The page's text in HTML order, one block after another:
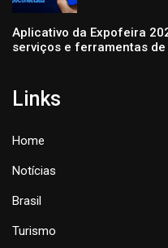
Aplicativo da Expofeira
serviços e ferramentas
Links
Home
Notícias
Brasil
Turismo